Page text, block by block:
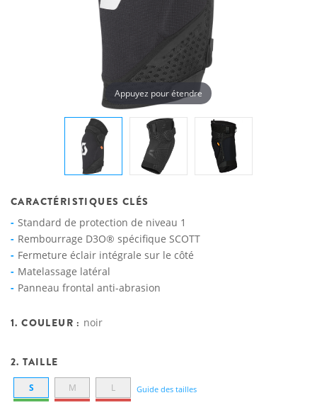
Appuyez pour étendre
CARACTÉRISTIQUES CLÉS
Standard de protection de niveau 1
Rembourrage D3O® spécifique SCOTT
Fermeture éclair intégrale sur le côté
Matelassage latéral
Panneau frontal anti-abrasion
1. COULEUR : noir
2. TAILLE
S M L Guide des tailles